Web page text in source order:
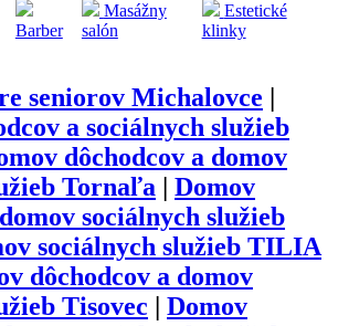
Barber
Masážny
salón
Estetické
klinky
seniorov Michalovce
a sociálnych služieb
dôchodcov a domov
Tornaľa
Domov
sociálnych služieb
sociálnych služieb TILIA
dôchodcov a domov
Tisovec
Domov